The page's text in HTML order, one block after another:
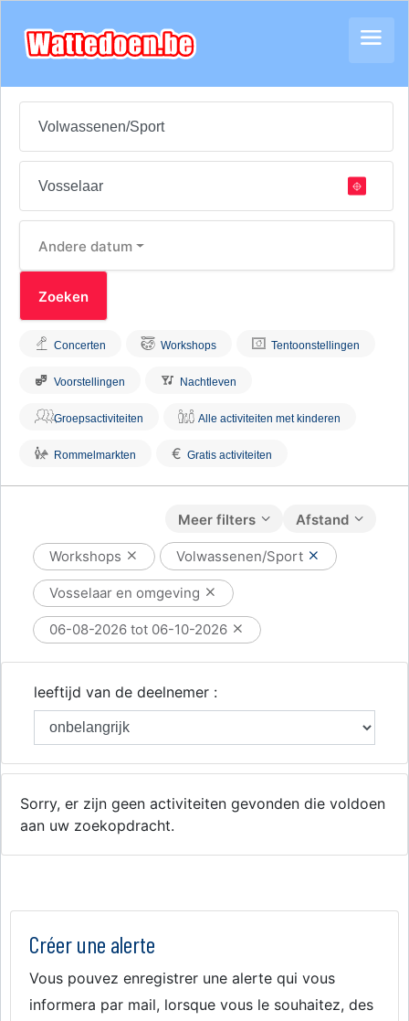
Andere datum
Concerten Workshops Tentoonstellingen
Voorstellingen Nachtleven
Groepsactiviteiten Alle activiteiten met kinderen
Rommelmarkten € Gratis activiteiten
Afstand
Meer filters
Workshops Volwassenen/Sport
Vosselaar en omgeving
06-08-2026 tot 06-10-2026
leeftijd van de deelnemer :
Sorry, er zijn geen activiteiten gevonden die voldoen
aan uw zoekopdracht.
Créer une alerte
Vous pouvez enregistrer une alerte qui vous
informera par mail, lorsque vous le souhaitez, des